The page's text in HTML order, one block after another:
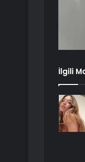
İlgili